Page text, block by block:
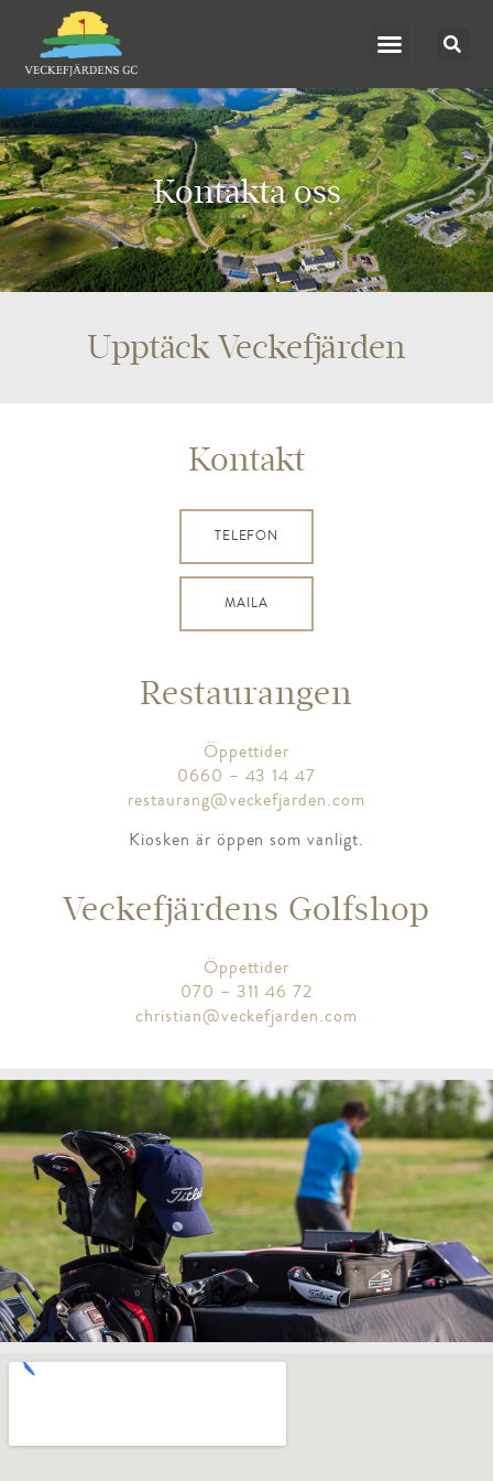
Kontakta oss
Upptäck Veckefjärden
Kontakt
TELEFON
MAILA
Restaurangen
Öppettider
0660 – 43 14 47
restaurang@veckefjarden.com
Kiosken är öppen som vanligt.
Veckefjärdens Golfshop
Öppettider
070 – 311 46 72
christian@veckefjarden.com